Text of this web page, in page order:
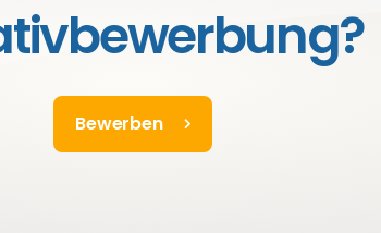
Bewerben